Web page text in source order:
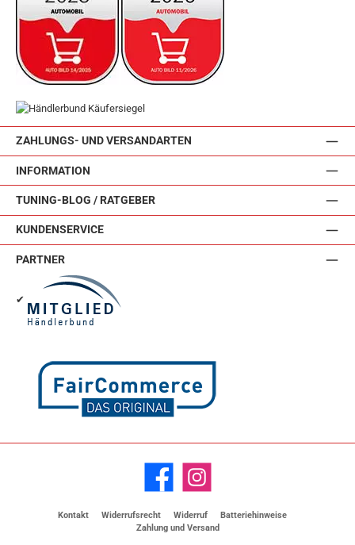
ZAHLUNGS- UND VERSANDARTEN
INFORMATION
TUNING-BLOG / RATGEBER
KUNDENSERVICE
PARTNER
✔
Facebook Instagram
Kontakt Widerrufsrecht Widerruf
Batteriehinweise
Zahlung und Versand